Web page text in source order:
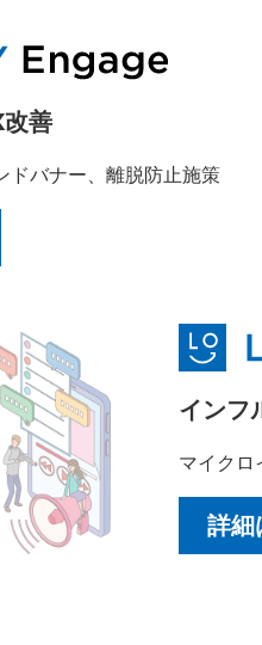
善
ドバナー、離脱防止施策
インフ
マイクロ
詳細